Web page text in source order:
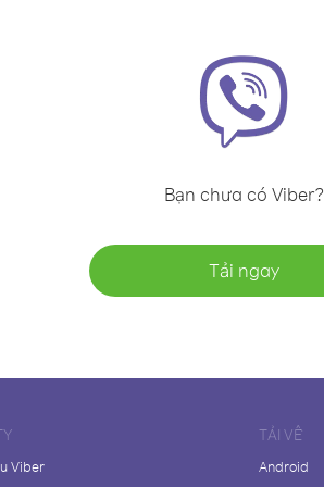
Bạn chưa có Viber?
Tải ngay
Viber
TẢI VỀ
Android